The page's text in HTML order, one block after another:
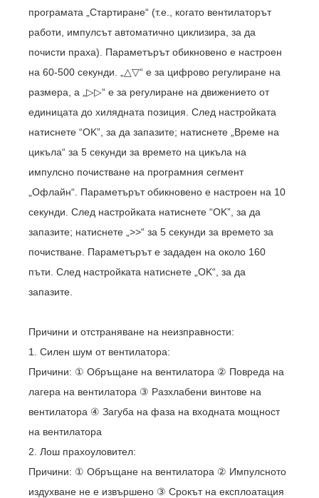
програмата „Стартиране“ (т.е., когато вентилаторът
работи, импулсът автоматично циклизира, за да
почисти праха). Параметърът обикновено е настроен
на 60-500 секунди. „△▽“ е за цифрово регулиране на
размера, а „▷▷“ е за регулиране на движението от
единицата до хилядната позиция. След настройката
натиснете “OK”, за да запазите; натиснете „Време на
цикъла“ за 5 секунди за времето на цикъла на
импулсно почистване на програмния сегмент
„Офлайн“. Параметърът обикновено е настроен на 10
секунди. След настройката натиснете “OK”, за да
запазите; натиснете „>>“ за 5 секунди за времето за
почистване. Параметърът е зададен на около 160
пъти. След настройката натиснете „OK“, за да
запазите.
Причини и отстраняване на неизправности:
1. Силен шум от вентилатора:
Причини: ① Обръщане на вентилатора ② Повреда на
лагера на вентилатора ③ Разхлабени винтове на
вентилатора ④ Загуба на фаза на входната мощност
на вентилатора
2. Лош прахоуловител:
Причини: ① Обръщане на вентилатора ② Импулсното
издухване не е извършено ③ Срокът на експлоатация